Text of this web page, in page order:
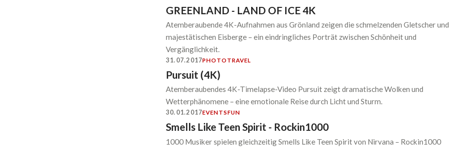
GREENLAND - LAND OF ICE 4K
Atemberaubende 4K-Aufnahmen aus Grönland zeigen die schmelzenden Gletscher und
majestätischen Eisberge – ein eindringliches Porträt zwischen Schönheit und
Vergänglichkeit.
31.07.2017PHOTO TRAVEL
Pursuit (4K)
Atemberaubendes 4K-Timelapse-Video Pursuit zeigt dramatische Wolken und
Wetterphänomene – eine emotionale Reise durch Licht und Sturm.
30.01.2017EVENTSFUN
Smells Like Teen Spirit - Rockin1000
1000 Musiker spielen gleichzeitig Smells Like Teen Spirit von Nirvana – Rockin1000